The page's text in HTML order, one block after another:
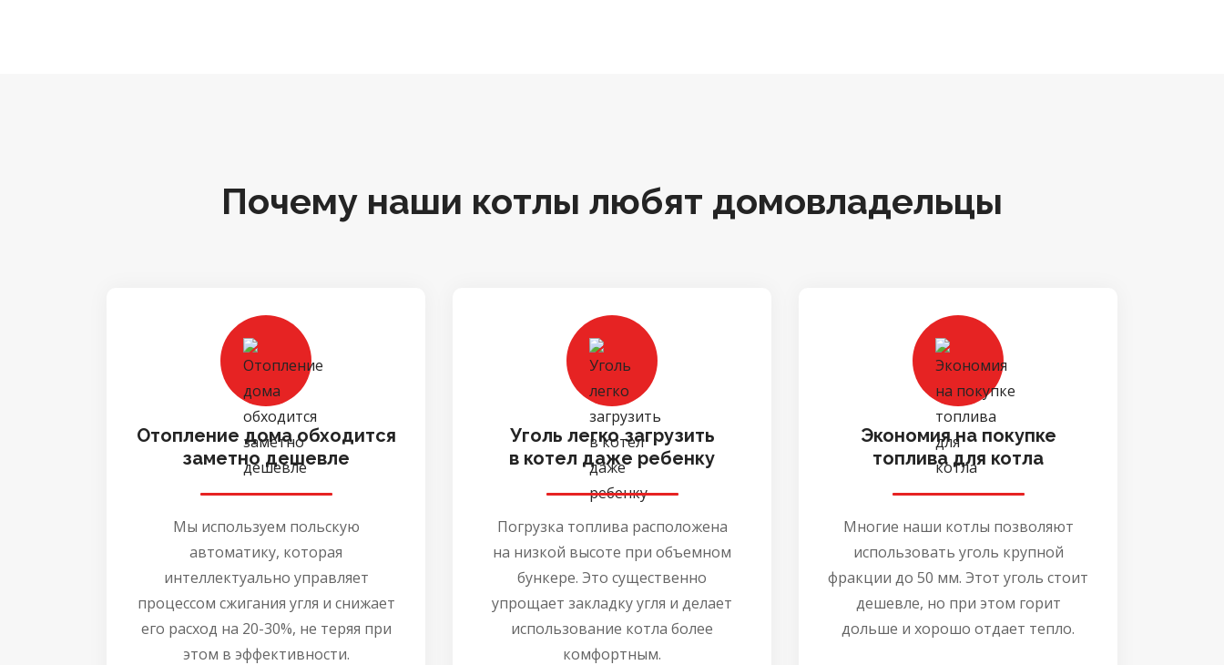
Почему наши котлы любят домовладельцы
Отопление дома обходится
заметно дешевле
Мы используем польскую
автоматику, которая
интеллектуально управляет
процессом сжигания угля и снижает
его расход на 20-30%, не теряя при
этом в эффективности.
Уголь легко загрузить
в котел даже ребенку
Погрузка топлива расположена
на низкой высоте при объемном
бункере. Это существенно
упрощает закладку угля и делает
использование котла более
комфортным.
Экономия на покупке
топлива для котла
Многие наши котлы позволяют
использовать уголь крупной
фракции до 50 мм. Этот уголь стоит
дешевле, но при этом горит
дольше и хорошо отдает тепло.